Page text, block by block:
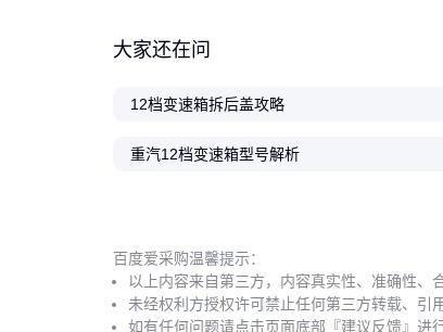
大家还在问
12档变速箱拆后盖攻略
重汽12档变速箱型号解析
百度爱采购温馨提示：
以上内容来自第三方，内容真实性、准确性、
未经权利方授权许可禁止任何第三方转载、引
如有任何问题请点击页面底部『建议反馈』进